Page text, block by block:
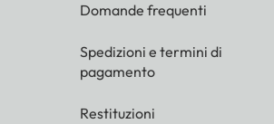
Domande frequenti
Spedizioni e termini di
pagamento
Restituzioni